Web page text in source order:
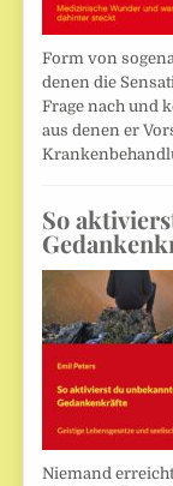
Form von
denen die
Frage nach und
aus denen er
So
Niemand